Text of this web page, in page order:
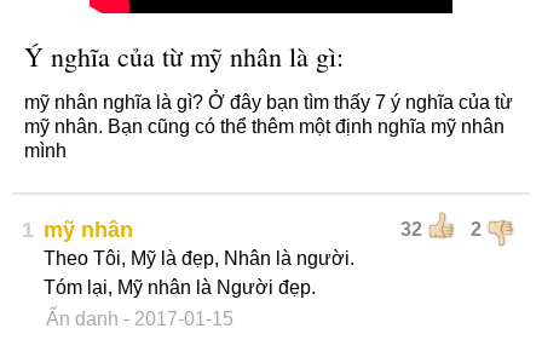
Ý nghĩa của từ mỹ nhân là gì:
mỹ nhân nghĩa là gì? Ở đây bạn tìm thấy 7 ý nghĩa của từ
mỹ nhân. Bạn cũng có thể thêm một định nghĩa mỹ nhân
mình
1 32 2
mỹ nhân
Theo Tôi, Mỹ là đẹp, Nhân là người.
Tóm lại, Mỹ nhân là Người đẹp.
Ẩn danh - 2017-01-15